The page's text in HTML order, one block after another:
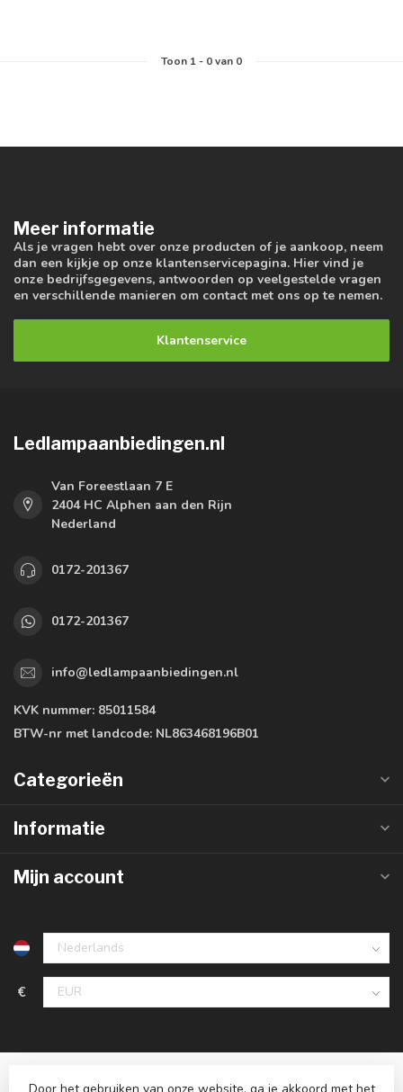
Toon 1- 0van 0
Meer informatie
Als je vragen hebt over onze producten of je aankoop, neem
dan een kijkje op onze klantenservicepagina. Hier vind je
onze bedrijfsgegevens, antwoorden op veelgestelde vragen
en verschillende manieren om contact met ons op te nemen.
Klantenservice
Ledlampaanbiedingen.nl
Van Foreestlaan 7 E
2404 HC Alphen aan den Rijn
Nederland
0172-201367
0172-201367
info@ledlampaanbiedingen.nl
KVK nummer: 85011584
BTW-nr met landcode: NL863468196B01
Categorieën
Informatie
Mijn account
€